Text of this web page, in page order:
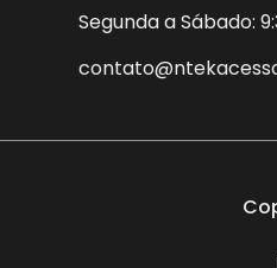
Segunda a Sábado: